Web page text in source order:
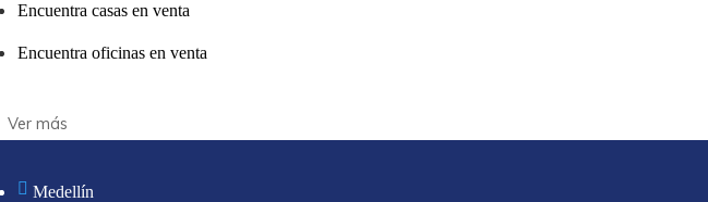
Encuentra casas en venta
Encuentra oficinas en venta
Medellín